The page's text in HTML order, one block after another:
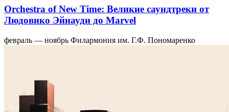
Orchestra of New Time: Великие саундтреки от
Людовико Эйнауди до Marvel
февраль — ноябрь Филармония им. Г.Ф. Пономаренко